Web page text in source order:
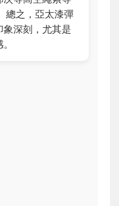
總之，亞太漆彈
深刻，尤其是